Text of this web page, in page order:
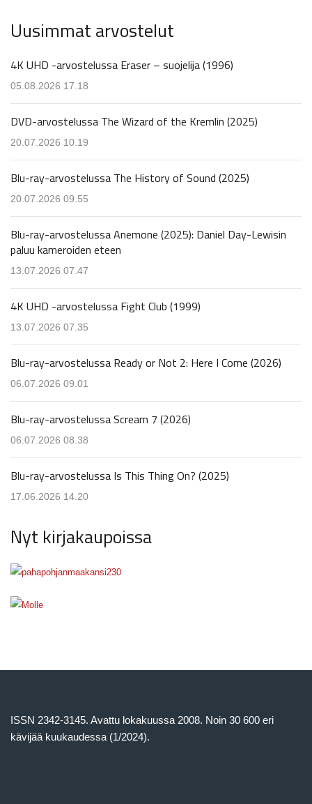
Uusimmat arvostelut
4K UHD -arvostelussa Eraser – suojelija (1996)
05.08.2026 17.18
DVD-arvostelussa The Wizard of the Kremlin (2025)
20.07.2026 10.19
Blu-ray-arvostelussa The History of Sound (2025)
20.07.2026 09.55
Blu-ray-arvostelussa Anemone (2025): Daniel Day-Lewisin
paluu kameroiden eteen
13.07.2026 07.47
4K UHD -arvostelussa Fight Club (1999)
13.07.2026 07.35
Blu-ray-arvostelussa Ready or Not 2: Here I Come (2026)
06.07.2026 09.01
Blu-ray-arvostelussa Scream 7 (2026)
06.07.2026 08.38
Blu-ray-arvostelussa Is This Thing On? (2025)
17.06.2026 14.20
Nyt kirjakaupoissa
ISSN 2342-3145. Avattu lokakuussa 2008. Noin 30 600 eri
kävijää kuukaudessa (1/2024).